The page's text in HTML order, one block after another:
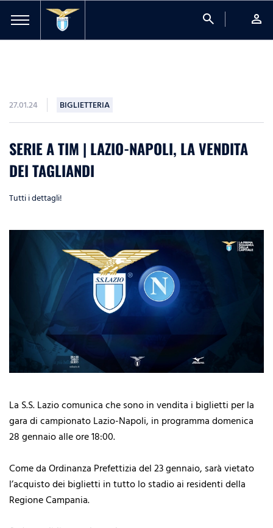
search person
27.01.24 BIGLIETTERIA
SERIE A TIM | LAZIO-NAPOLI, LA VENDITA
DEI TAGLIANDI
Tutti i dettagli!
La S.S. Lazio comunica che sono in vendita i biglietti per la
gara di campionato Lazio-Napoli, in programma domenica
28 gennaio alle ore 18:00.
Come da Ordinanza Prefettizia del 23 gennaio, sarà vietato
l’acquisto dei biglietti in tutto lo stadio ai residenti della
Regione Campania.